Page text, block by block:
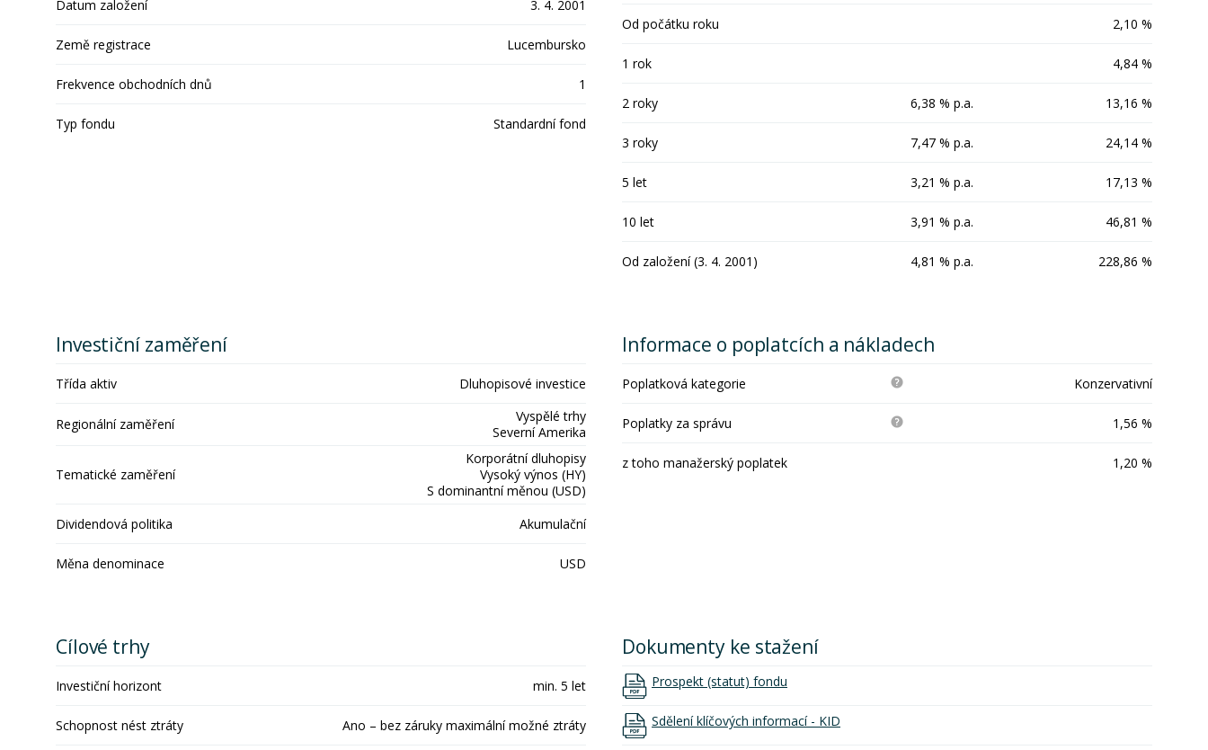
Datum založení 3. 4. 2001
Země registrace Lucembursko
Frekvence obchodních dnů 1
Typ fondu Standardní fond
Od počátku roku 2,10 %
1 rok 4,84 %
2 roky 6,38 % p.a. 13,16 %
3 roky 7,47 % p.a. 24,14 %
5 let 3,21 % p.a. 17,13 %
10 let 3,91 % p.a. 46,81 %
Od založení (3. 4. 2001) 4,81 % p.a. 228,86 %
Investiční zaměření
Třída aktiv Dluhopisové investice
Regionální zaměření
Vyspělé trhy
Severní Amerika
Tematické zaměření
Korporátní dluhopisy
Vysoký výnos (HY)
S dominantní měnou (USD)
Dividendová politika
Akumulační
Měna denominace USD
Informace o poplatcích a nákladech
Poplatková kategorie Konzervativní
Poplatky za správu 1,56 %
z toho manažerský poplatek 1,20 %
Cílové trhy
Investiční horizont min. 5 let
Schopnost nést ztráty Ano – bez záruky maximální možné ztráty
Dokumenty ke stažení
Prospekt (statut) fondu
Sdělení klíčových informací - KID